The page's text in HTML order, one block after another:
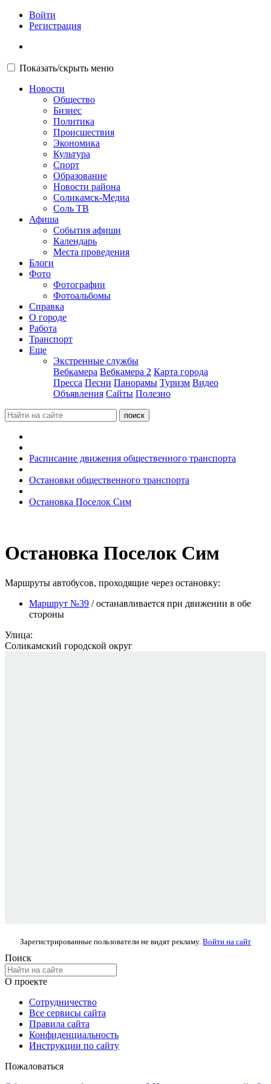
Войти
Регистрация
Показать/скрыть меню
Новости
Общество
Бизнес
Политика
Происшествия
Экономика
Культура
Спорт
Образование
Новости района
Соликамск-Медиа
Соль ТВ
Афиша
События афиши
Календарь
Места проведения
Блоги
Фото
Фотографии
Фотоальбомы
Справка
О городе
Работа
Транспорт
Еще
Экстренные службы
Вебкамера Вебкамера 2 Карта города
Пресса Песни Панорамы Туризм Видео
Объявления Сайты Полезно
Расписание движения общественного транспорта
Остановки общественного транспорта
Остановка Поселок Сим
Остановка Поселок Сим
Маршруты автобусов, проходящие через остановку:
Маршрут №39 / останавливается при движении в обе
стороны
Улица:
Соликамский городской округ
Зарегистрированные пользователи не видят рекламу. Войти на сайт
Поиск
О проекте
Сотрудничество
Все сервисы сайта
Правила сайта
Конфиденциальность
Инструкции по сайту
Пожаловаться